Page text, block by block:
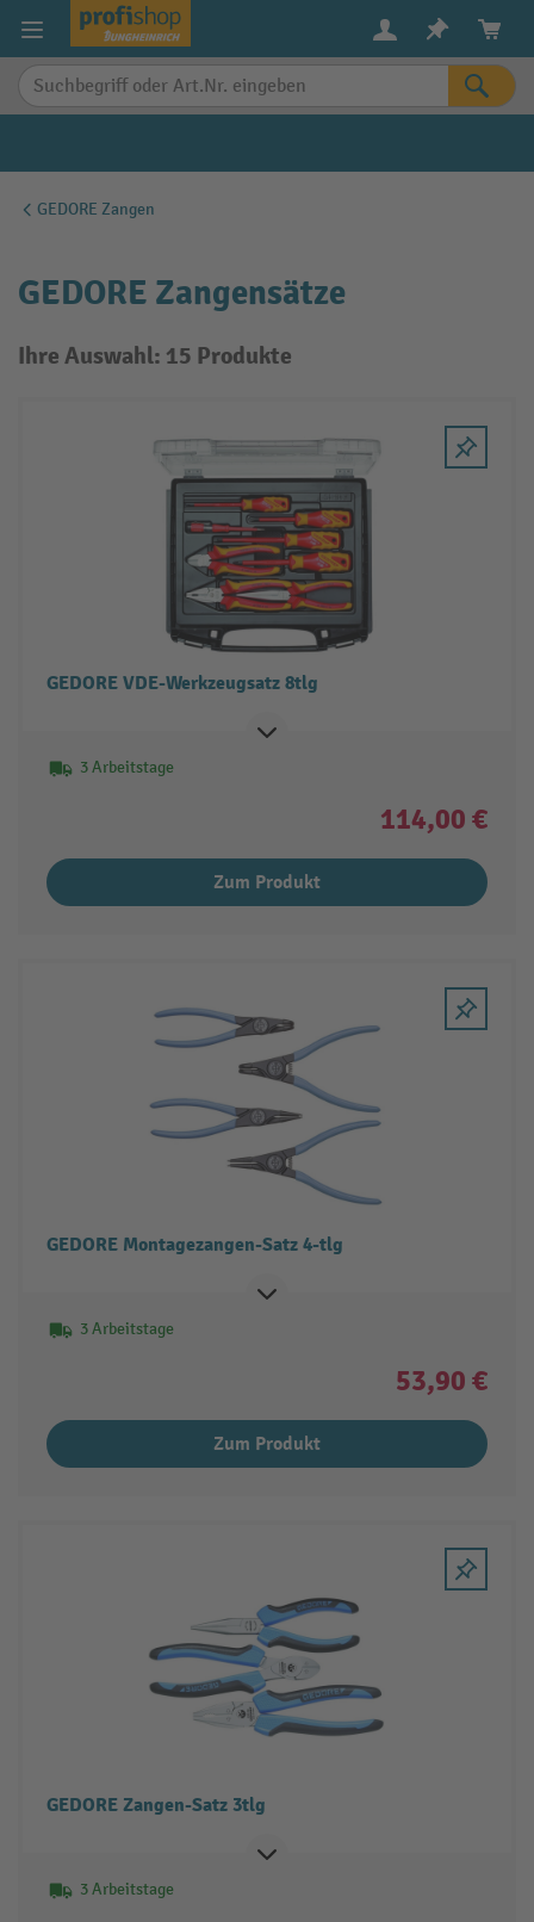
springen
GEDORE Zangen
GEDORE Zangensätze
Ihre Auswahl: 15 Produkte
GEDORE VDE-Werkzeugsatz 8tlg
3 Arbeitstage
114,00 €
Zum Produkt
GEDORE Montagezangen-Satz 4-tlg
3 Arbeitstage
53,90 €
Zum Produkt
GEDORE Zangen-Satz 3tlg
3 Arbeitstage